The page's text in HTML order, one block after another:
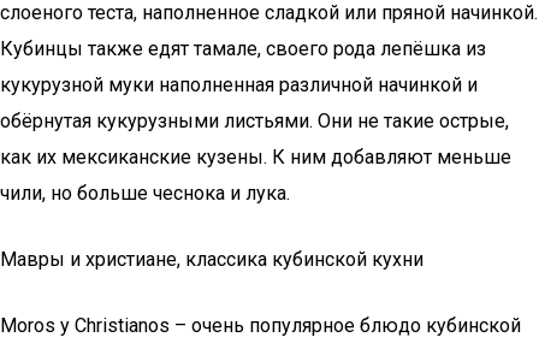
слоеного теста, наполненное сладкой или пряной начинкой.
Кубинцы также едят тамале, своего рода лепёшка из
кукурузной муки наполненная различной начинкой и
обёрнутая кукурузными листьями. Они не такие острые,
как их мексиканские кузены. К ним добавляют меньше
чили, но больше чеснока и лука.
Мавры и христиане, классика кубинской кухни
Moros y Christianos – очень популярное блюдо кубинской